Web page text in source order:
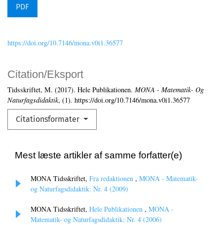
PDF
Citation/Eksport
Tidsskriftet, M. (2017). Hele Publikationen. MONA - Matematik- Og
Naturfagsdidaktik, (1). https://doi.org/10.7146/mona.v0i1.36577
Citationsformater
https://doi.org/10.7146/mona.v0i1.36577
Mest læste artikler af samme forfatter(e)
MONA Tidsskriftet, Fra redaktionen , MONA - Matematik-
og Naturfagsdidaktik: Nr. 4 (2009)
MONA Tidsskriftet, Hele Publikationen , MONA -
Matematik- og Naturfagsdidaktik: Nr. 4 (2006)